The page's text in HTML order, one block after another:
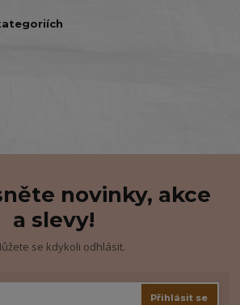
novinky, akce
a slevy!
se kdykoli odhlásit.
Přihlásit se